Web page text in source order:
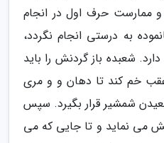
ممارست حرف اول در انجام
به درستی انجام نگردد،
شعبده باز گردنش را باید
خم کند تا دهان و و مری
شمشیر قرار بگیرد. سپس
می نماید و تا جایی که می